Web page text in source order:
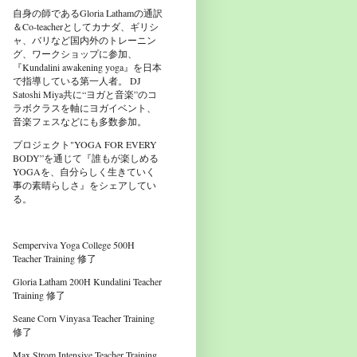
自身の師であるGloria Lathamの通訳
＆Co-teacherとしてカナダ、ギリシ
ャ、バリなど国内外のトレーニン
グ、ワークショップに参加、
『Kundalini awakening yoga』を日本
で指導している第一人者。 DJ
Satoshi Miya共に“ヨガと音楽”のコ
ラボクラスを軸にヨガイベント、
音楽フェスなどにも多数参加。
プロジェクト"YOGA FOR EVERY
BODY”を通じて『誰もが楽しめる
YOGAを、自分らしく生きていく
事の素晴らしさ』をシェアしてい
る。
Semperviva Yoga College 500H
Teacher Training 修了
Gloria Latham 200H Kundalini Teacher
Training 修了
Seane Corn Vinyasa Teacher Training
修了